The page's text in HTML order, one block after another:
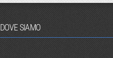
DOVE SIAMO